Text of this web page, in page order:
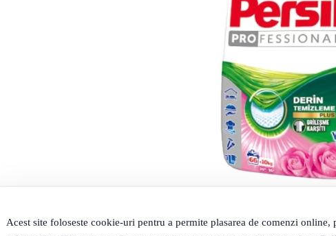
Acest site foloseste cookie-uri pentru a permite plasarea de comenzi
10KG EXPERT ROSE